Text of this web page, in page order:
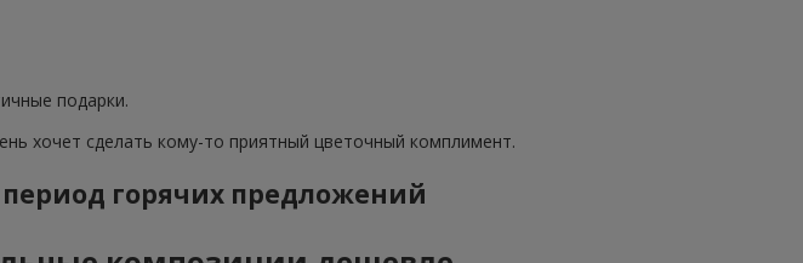
подарки.
хочет сделать кому-то приятный цветочный комплимент.
горячих предложений